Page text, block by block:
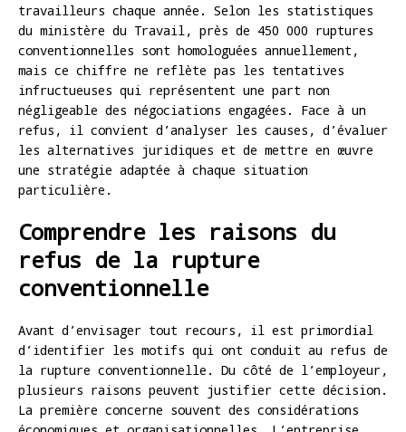
travailleurs chaque année. Selon les statistiques
du ministère du Travail, près de 450 000 ruptures
conventionnelles sont homologuées annuellement,
mais ce chiffre ne reflète pas les tentatives
infructueuses qui représentent une part non
négligeable des négociations engagées. Face à un
refus, il convient d’analyser les causes, d’évaluer
les alternatives juridiques et de mettre en œuvre
une stratégie adaptée à chaque situation
particulière.
Comprendre les raisons du
refus de la rupture
conventionnelle
Avant d’envisager tout recours, il est primordial
d’identifier les motifs qui ont conduit au refus de
la rupture conventionnelle. Du côté de l’employeur,
plusieurs raisons peuvent justifier cette décision.
La première concerne souvent des considérations